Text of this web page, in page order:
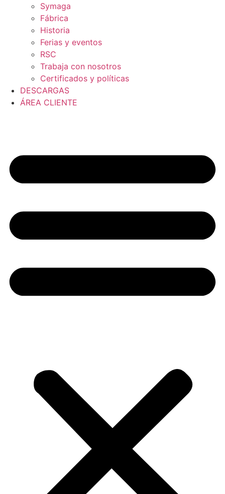
Symaga
Fábrica
Historia
Ferias y eventos
RSC
Trabaja con nosotros
Certificados y políticas
DESCARGAS
ÁREA CLIENTE